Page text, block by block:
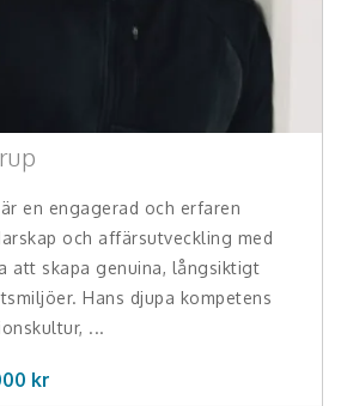
en engagerad och erfaren
och affärsutveckling med
att skapa genuina, långsiktigt
Hans djupa kompetens
...
kr